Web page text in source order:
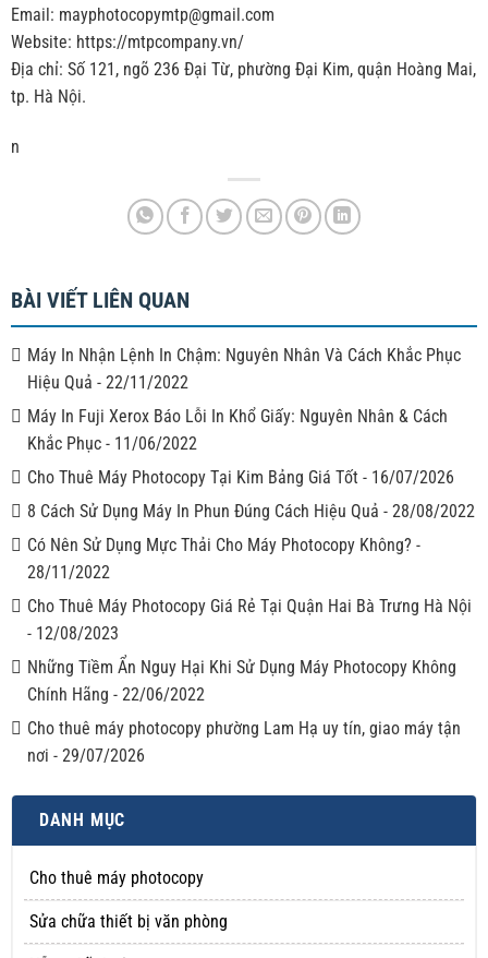
DANH MỤC
Cho thuê máy photocopy
Sửa chữa thiết bị văn phòng
Email: mayphotocopymtp@gmail.com
Website: https://mtpcompany.vn/
Địa chỉ: Số 121, ngõ 236 Đại Từ, phường Đại Kim, quận Hoàng Mai,
tp. Hà Nội.
n
BÀI VIẾT LIÊN QUAN
Máy In Nhận Lệnh In Chậm: Nguyên Nhân Và Cách Khắc Phục
Hiệu Quả - 22/11/2022
Máy In Fuji Xerox Báo Lỗi In Khổ Giấy: Nguyên Nhân & Cách
Khắc Phục- 11/06/2022
Cho Thuê Máy Photocopy Tại Kim Bảng Giá Tốt- 16/07/2026
8 Cách Sử Dụng Máy In Phun Đúng Cách Hiệu Quả - 28/08/2022
Có Nên Sử Dụng Mực Thải Cho Máy Photocopy Không? -
28/11/2022
Cho Thuê Máy Photocopy Giá Rẻ Tại Quận Hai Bà Trưng Hà Nội
- 12/08/2023
Những Tiềm Ẩn Nguy Hại Khi Sử Dụng Máy Photocopy Không
Chính Hãng - 22/06/2022
Cho thuê máy photocopy phường Lam Hạ uy tín, giao máy tận
nơi - 29/07/2026